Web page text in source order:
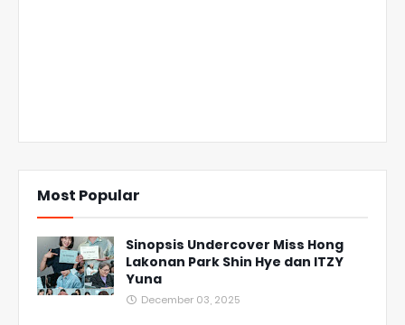
Most Popular
Sinopsis Undercover Miss Hong
Lakonan Park Shin Hye dan ITZY
Yuna
December 03, 2025